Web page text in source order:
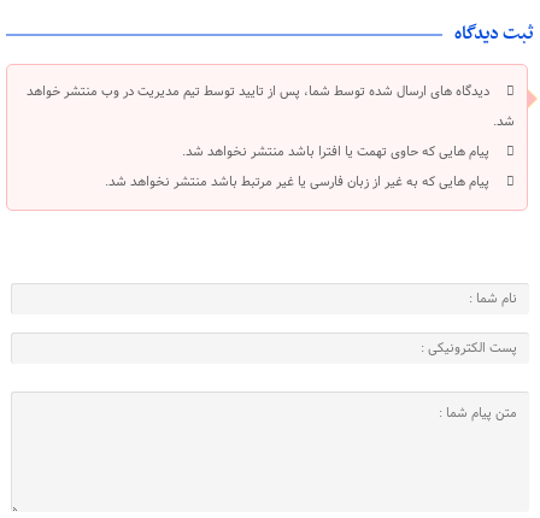
ثبت دیدگاه
دیدگاه های ارسال شده توسط شما، پس از تایید توسط تیم مدیریت در وب منتشر خواهد
شد.
پیام هایی که حاوی تهمت یا افترا باشد منتشر نخواهد شد.
پیام هایی که به غیر از زبان فارسی یا غیر مرتبط باشد منتشر نخواهد شد.